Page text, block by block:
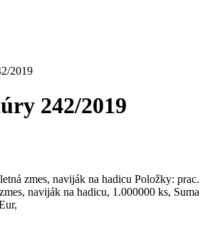
2019
242/2019
zmes, naviják na hadicu Položky: prac.
naviják na hadicu, 1.000000 ks, Suma